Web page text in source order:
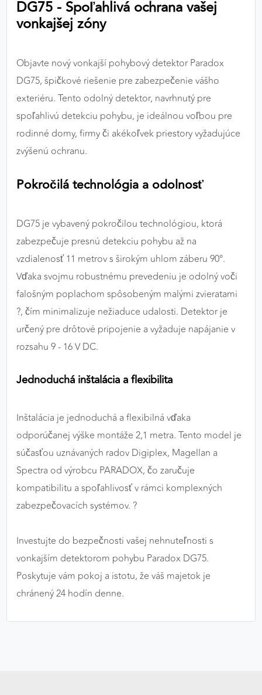
DG75 - Spoľahlivá ochrana vašej
vonkajšej zóny
Objavte nový vonkajší pohybový detektor Paradox
DG75, špičkové riešenie pre zabezpečenie vášho
exteriéru. Tento odolný detektor, navrhnutý pre
spoľahlivú detekciu pohybu, je ideálnou voľbou pre
rodinné domy, firmy či akékoľvek priestory vyžadujúce
zvýšenú ochranu.
Pokročilá technológia a odolnosť
DG75 je vybavený pokročilou technológiou, ktorá
zabezpečuje presnú detekciu pohybu až na
vzdialenosť 11 metrov s širokým uhlom záberu 90°.
Vďaka svojmu robustnému prevedeniu je odolný voči
falošným poplachom spôsobeným malými zvieratami
?, čím minimalizuje nežiaduce udalosti. Detektor je
určený pre drôtové pripojenie a vyžaduje napájanie v
rozsahu 9 - 16 V DC.
Jednoduchá inštalácia a flexibilita
Inštalácia je jednoduchá a flexibilná vďaka
odporúčanej výške montáže 2,1 metra. Tento model je
súčasťou uznávaných radov Digiplex, Magellan a
Spectra od výrobcu PARADOX, čo zaručuje
kompatibilitu a spoľahlivosť v rámci komplexných
zabezpečovacích systémov. ?️
Investujte do bezpečnosti vašej nehnuteľnosti s
vonkajším detektorom pohybu Paradox DG75.
Poskytuje vám pokoj a istotu, že váš majetok je
chránený 24 hodín denne.
výkon a funkčnosť našich stránok.
Poskytovateľ: Google
MARKETINGOVÉ COOKIES
Marketingové cookies sa používajú na sledovanie
správania používateľov naprieč webovými
stránkami. Umožňujú nám a našim partnerom
našom webe aj v reklamných sieťach tretích strán.
Poskytovateľ: Google